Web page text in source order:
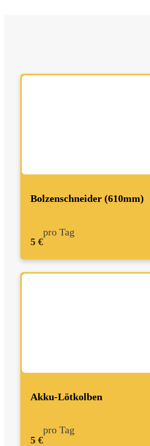
Bolzenschneider (610mm)
5 €
pro Tag
Akku-Lötkolben
5 €
pro Tag